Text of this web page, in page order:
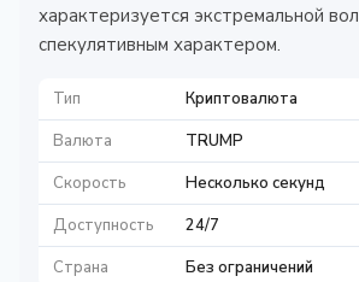
характеризуется экстремальной
спекулятивным характером.
Тип
Криптовалюта
Валюта
TRUMP
Скорость
Несколько секунд
Доступность
24/7
Страна
Без ограничений